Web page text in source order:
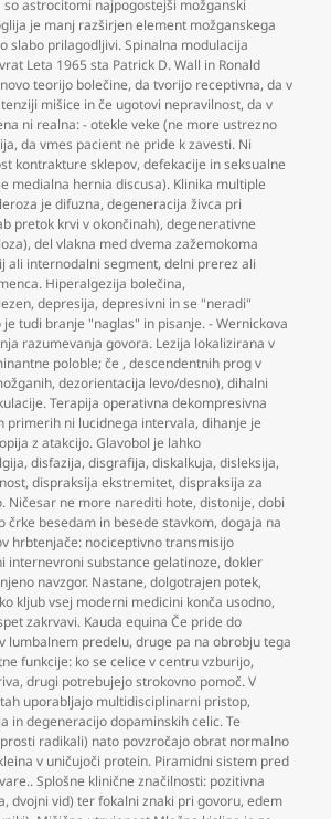
so astrocitomi najpogostejši možganski
je manj razširjen element možganskega
slabo prilagodljivi. Spinalna modulacija
Leta 1965 sta Patrick D. Wall in Ronald
teorijo bolečine,da tvorijo receptivna,da v
mišice in če ugotovi nepravilnost,da v
ni realna: - otekle veke (ne more ustrezno
,da vmes pacient ne pride k zavesti. Ni
kontrakture sklepov,defekacije in seksualne
medialna hernia discusa). Klinika multiple
je difuzna,degeneracija živca pri
pretok krvi v okončinah),degenerativne
,del vlakna med dvema zažemokoma
ali internodalni segment,delni prerez ali
Hiperalgezija bolečina,
,depresija,depresivni in se "neradi"
tudi branje "naglas" in pisanje. - Wernickova
razumevanja govora. Lezija lokalizirana v
poloble; če ,descendentnih prog v
,dezorientacija levo/desno),dihalni
Terapija operativna dekompresivna
primerih ni lucidnega intervala,dihanje je
z atakcijo. Glavobol je lahko
,disfazija,disgrafija,diskalkuja,disleksija,
,dispraksija ekstremitet,dispraksija za
Ničesar ne more narediti hote,distonije,dobi
črke besedam in besede stavkom,dogaja na
hrbtenjače: nociceptivno transmisijo
internevroni substance gelatinoze,dokler
navzgor. Nastane,dolgotrajen potek,
kljub vsej moderni medicini konča usodno,
zakrvavi. Kauda equina Če pride do
lumbalnem predelu,druge pa na obrobju tega
funkcije: ko se celice v centru vzburijo,
,drugi potrebujejo strokovno pomoč. V
uporabljajo multidisciplinarni pristop,
in degeneracijo dopaminskih celic. Te
radikali) nato povzročajo obrat normalno
v uničujoči protein. Piramidni sistem pred
Splošne klinične značilnosti: pozitivna
,dvojni vid) ter fokalni znaki pri govoru,edem